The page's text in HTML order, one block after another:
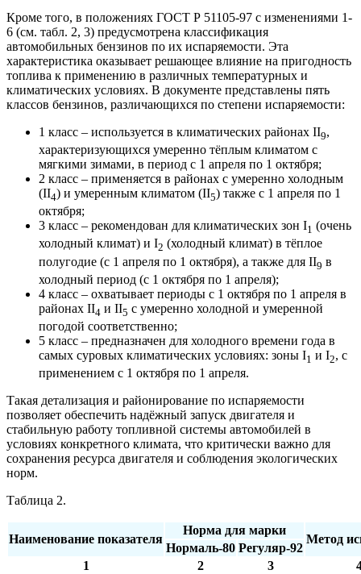
Кроме того, в положениях ГОСТ Р 51105-97 с изменениями 1-
6 (см. табл. 2, 3) предусмотрена классификация
автомобильных бензинов по их испаряемости. Эта
характеристика оказывает решающее влияние на пригодность
топлива к применению в различных температурных и
климатических условиях. В документе представлены пять
классов бензинов, различающихся по степени испаряемости:
1 класс – используется в климатических районах II9,
характеризующихся умеренно тёплым климатом с
мягкими зимами, в период с 1 апреля по 1 октября;
2 класс – применяется в районах с умеренно холодным
(II4) и умеренным климатом (II5) также с 1 апреля по 1
октября;
3 класс – рекомендован для климатических зон I1 (очень
холодный климат) и I2 (холодный климат) в тёплое
полугодие (с 1 апреля по 1 октября), а также для II9 в
холодный период (с 1 октября по 1 апреля);
4 класс – охватывает периоды с 1 октября по 1 апреля в
районах II4 и II5 с умеренно холодной и умеренной
погодой соответственно;
5 класс – предназначен для холодного времени года в
самых суровых климатических условиях: зоны I1 и I2, с
применением с 1 октября по 1 апреля.
Такая детализация и районирование по испаряемости
позволяет обеспечить надёжный запуск двигателя и
стабильную работу топливной системы автомобилей в
условиях конкретного климата, что критически важно для
сохранения ресурса двигателя и соблюдения экологических
норм.
Таблица 2.
Наименование показателя
Норма для марки
Метод
Нормаль-80 Регуляр-92
1
2 3